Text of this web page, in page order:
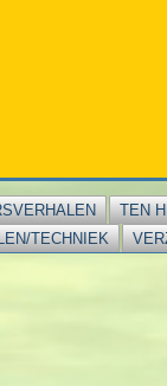
TEN
TECHNIEK